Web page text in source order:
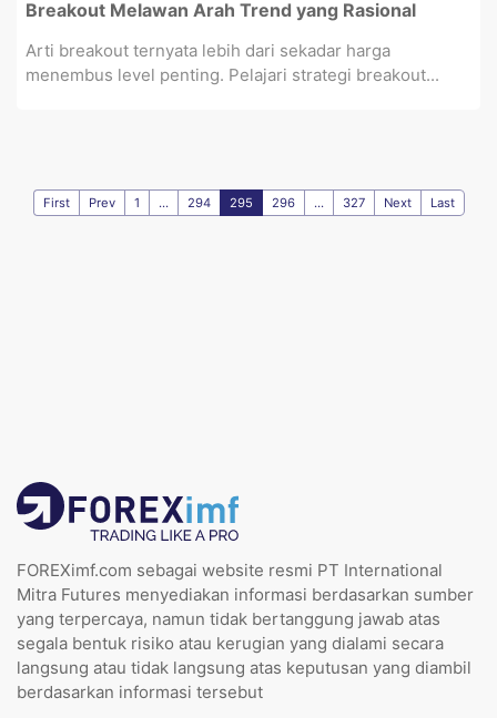
Breakout Melawan Arah Trend yang Rasional
Arti breakout ternyata lebih dari sekadar harga
menembus level penting. Pelajari strategi breakout...
First Prev 1 ... 294 295 296 ... 327 Next Last
FOREXimf.com sebagai website resmi PT International
Mitra Futures menyediakan informasi berdasarkan sumber
yang terpercaya, namun tidak bertanggung jawab atas
segala bentuk risiko atau kerugian yang dialami secara
langsung atau tidak langsung atas keputusan yang diambil
berdasarkan informasi tersebut